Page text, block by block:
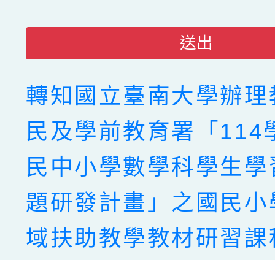
送出
轉知國立臺南大學辦
民及學前教育署「114
民中小學數學科學生
題研發計畫」之國民
域扶助教學教材研習